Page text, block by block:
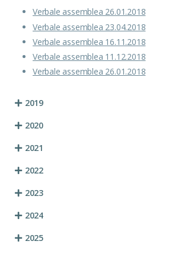
Verbale assemblea 26.01.2018
Verbale assemblea 23.04.2018
Verbale assemblea 16.11.2018
Verbale assemblea 11.12.201 8
Verbale assemblea 26.01.2018
2019
2020
2021
2022
2023
2024
2025